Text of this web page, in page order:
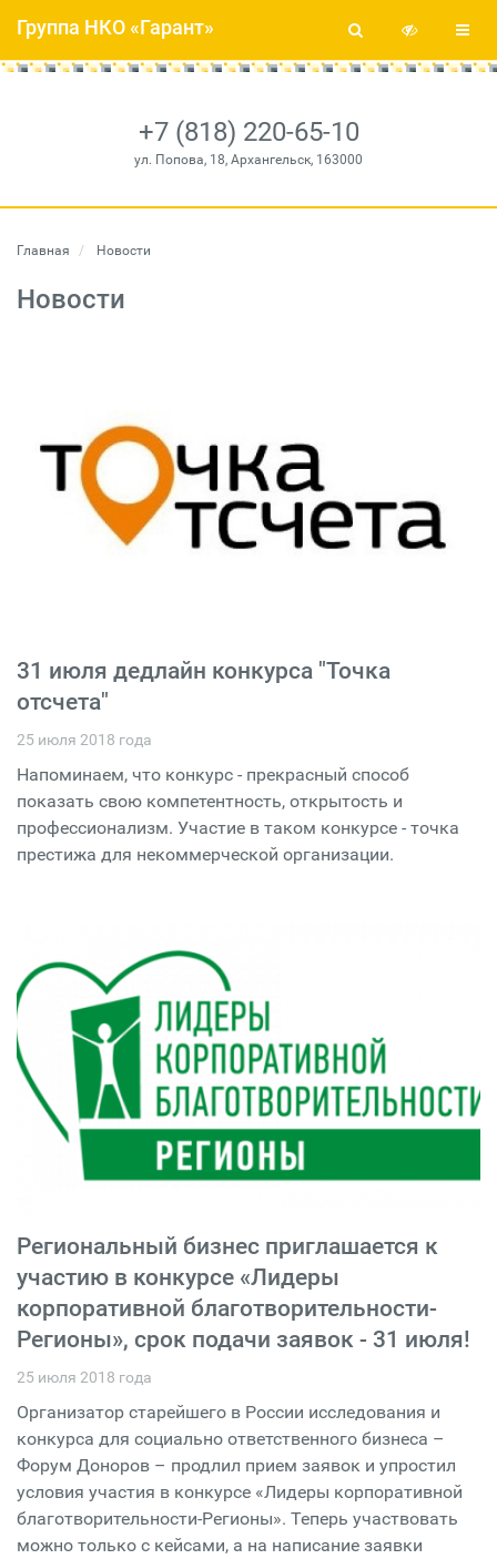
+7 (818) 220-65-10
ул. Попова, 18, Архангельск, 163000
Группа НКО «Гарант»
Главная Новости
Новости
31 июля дедлайн конкурса "Точка
отсчета"
25 июля 2018 года
Напоминаем, что конкурс - прекрасный способ
показать свою компетентность, открытость и
профессионализм. Участие в таком конкурсе - точка
престижа для некоммерческой организации.
Региональный бизнес приглашается к
участию в конкурсе «Лидеры
корпоративной благотворительности-
Регионы», срок подачи заявок - 31 июля!
25 июля 2018 года
Организатор старейшего в России исследования и
конкурса для социально ответственного бизнеса –
Форум Доноров – продлил прием заявок и упростил
условия участия в конкурсе «Лидеры корпоративной
благотворительности-Регионы». Теперь участвовать
можно только с кейсами, а на написание заявки